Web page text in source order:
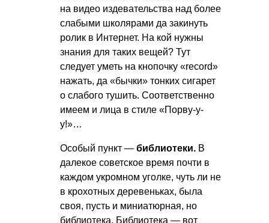
на видео издевательства над более
слабыми школярами да закинуть
ролик в Интернет. На кой нужны
знания для таких вещей? Тут
следует уметь на кнопочку «record»
нажать, да «бычки» тонких сигарет
о слабого тушить. Соответственно
имеем и лица в стиле «Порву-у-
у!»…
Особый пункт — библиотеки. В
далекое советское время почти в
каждом укромном уголке, чуть ли не
в крохотных деревеньках, была
своя, пусть и миниатюрная, но
библиотека. Библиотека — вот